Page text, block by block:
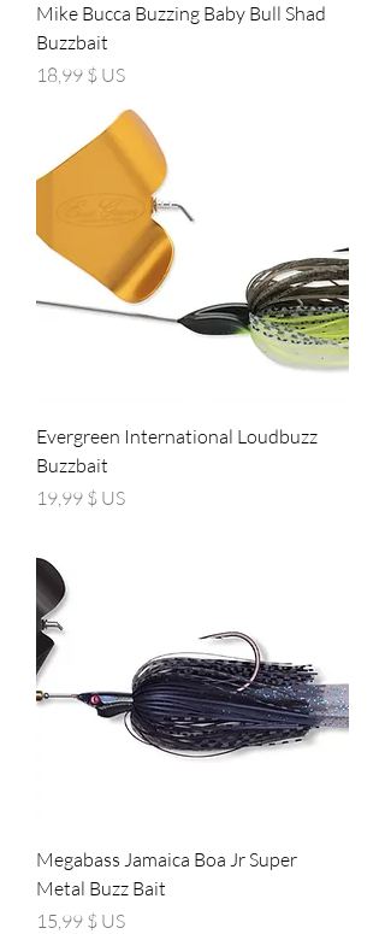
Mike Bucca Buzzing Baby Bull Shad
Buzzbait
Prix
18,99 $ US
Evergreen International Loudbuzz
Buzzbait
Prix
19,99 $ US
Megabass Jamaica Boa Jr Super
Metal Buzz Bait
Prix
15,99 $ US